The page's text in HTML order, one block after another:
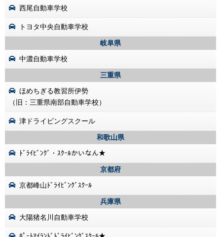
西尾自動車学校
トヨタ中央自動車学校
岐阜県
中濃自動車学校
三重県
ほめちぎる教習所伊勢
（旧：三重県南部自動車学校）
津ドライビングスクール
和歌山県
ﾄﾞﾗｲﾋﾞﾝｸﾞ・ｽｸｰﾙかいなん★
京都府
京都峰山ﾄﾞﾗｲﾋﾞﾝｸﾞｽｸｰﾙ
兵庫県
大陽猪名川自動車学校